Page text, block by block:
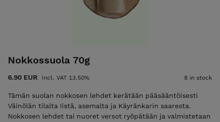
Nokkossuola 70g
6.90 EUR Incl. VAT 13.50% 8 in stock
Tämän suolan nokkosen lehdet kerätään pääsääntöisesti
Väinölän tilalta Iistä, asemalta ja Käyränkarin saaresta.
Nokkosen lehdet tai nuoret versot ryöpätään ja valmistetaan